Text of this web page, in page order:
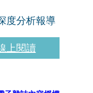
度分析報導
上閱讀